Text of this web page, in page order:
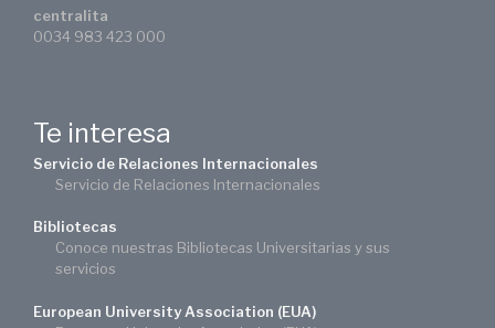
centralita
0034 983 423 000
Te interesa
Servicio de Relaciones Internacionales
Servicio de Relaciones Internacionales
Bibliotecas
Conoce nuestras Bibliotecas Universitarias y sus
servicios
European University Association (EUA)